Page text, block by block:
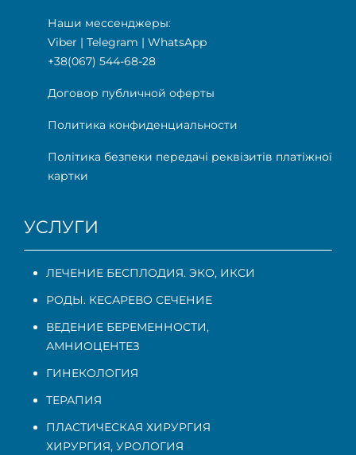
Наши мессенджеры:
Viber | Telegram | WhatsApp
+38(067) 544-68-28
Договор публичной оферты
Политика конфиденциальности
Політика безпеки передачі реквізитів платіжної
картки
УСЛУГИ
ЛЕЧЕНИЕ БЕСПЛОДИЯ. ЭКО, ИКСИ
РОДЫ. КЕСАРЕВО СЕЧЕНИЕ
ВЕДЕНИЕ БЕРЕМЕННОСТИ,
АМНИОЦЕНТЕЗ
ГИНЕКОЛОГИЯ
ТЕРАПИЯ
ПЛАСТИЧЕСКАЯ ХИРУРГИЯ
ХИРУРГИЯ, УРОЛОГИЯ